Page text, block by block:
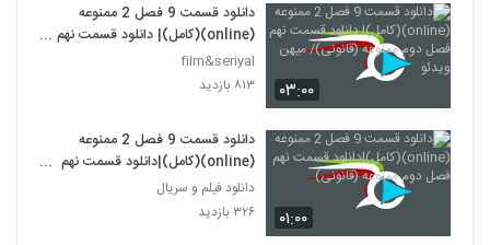
۰۳:۰۰
دانلود قسمت 9 فصل 2 ممنوعه
(online)(کامل)| دانلود قسمت نهم
فصل دوم ممنوعه (قانونی)/ میهن
ویدئو
film&seriyal
۸۱۳ بازدید
۰۱:۰۰
دانلود قسمت 9 فصل 2 ممنوعه
(online)(کامل)|دانلود قسمت نهم
فصل دوم ممنوعه (قانونی)
دانلود فیلم و سریال
۳۲۶ بازدید